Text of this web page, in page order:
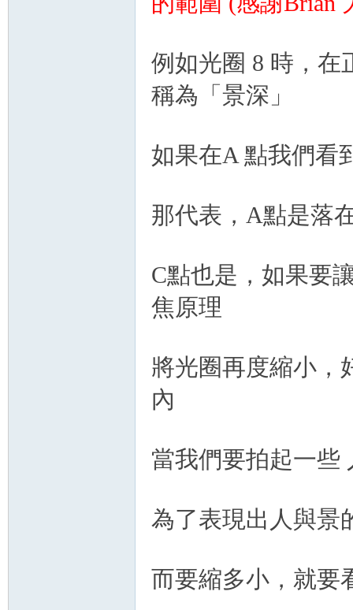
例如光圈 8 時，在
稱為「景深」
如果在A 點我們看
那代表，A點是落
C點也是，如果要
焦原理
將光圈再度縮小，
內
當我們要拍起一些
為了表現出人與景
而要縮多小，就要